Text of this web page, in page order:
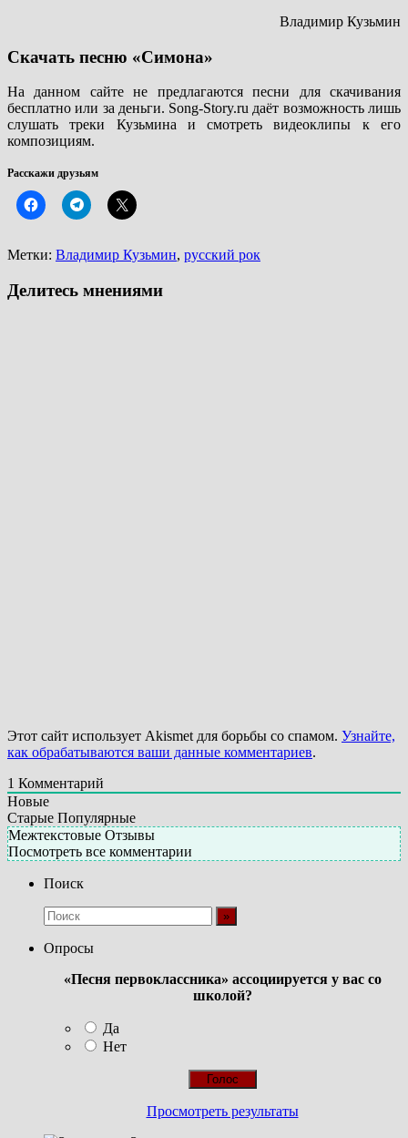
Владимир Кузьмин
Скачать песню «Симона»
На данном сайте не предлагаются песни для скачивания
бесплатно или за деньги. Song-Story.ru даёт возможность лишь
слушать треки Кузьмина и смотреть видеоклипы к его
композициям.
Расскажи друзьям
Метки: Владимир Кузьмин, русский рок
Делитесь мнениями
Этот сайт использует Akismet для борьбы со спамом. Узнайте,
как обрабатываются ваши данные комментариев.
1 Комментарий
Новые
Старые Популярные
Межтекстовые Отзывы
Посмотреть все комментарии
Поиск
Опросы
«Песня первоклассника» ассоциируется у вас со
школой?
Да
Нет
Просмотреть результаты